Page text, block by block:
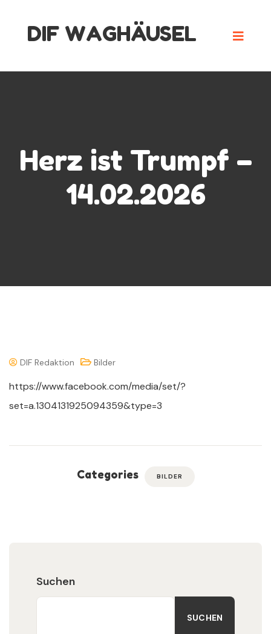
DIF WAGHÄUSEL
Herz ist Trumpf –
14.02.2026
DIF Redaktion Bilder
https://www.facebook.com/media/set/?
set=a.1304131925094359&type=3
Categories BILDER
Suchen
SUCHEN